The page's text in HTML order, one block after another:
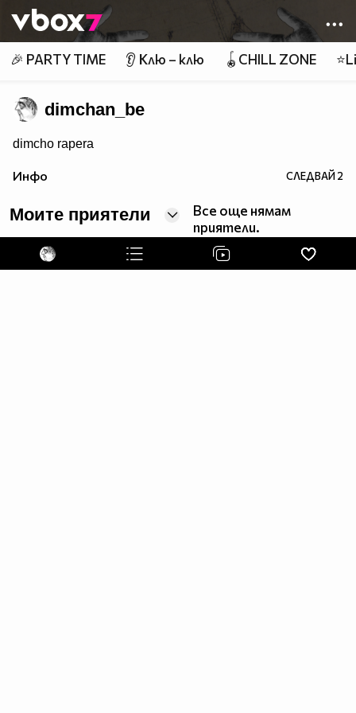
👾
🎉 PARTY TIME 👂 Клю – клю 🪀CHILL ZONE
dimchan_be
dimcho rapera
Инфо СЛЕДВАЙ2
Моите приятели
Все още нямам
приятели.